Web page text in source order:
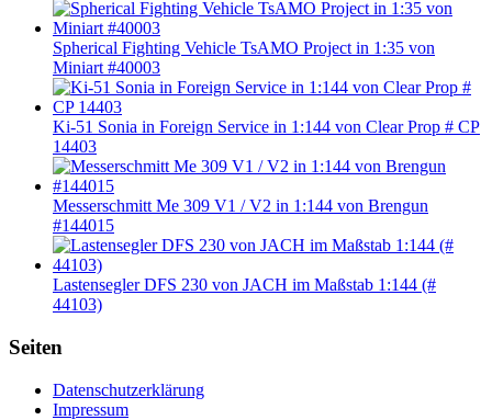
Spherical Fighting Vehicle TsAMO Project in 1:35 von
Miniart #40003
Ki-51 Sonia in Foreign Service in 1:144 von Clear Prop # CP
14403
Messerschmitt Me 309 V1 / V2 in 1:144 von Brengun
#144015
Lastensegler DFS 230 von JACH im Maßstab 1:144 (#
44103)
Seiten
Datenschutzerklärung
Impressum